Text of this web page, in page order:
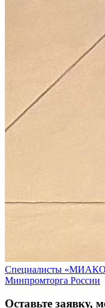
Специалисты
Минпромторга России
Оставьте заявку,